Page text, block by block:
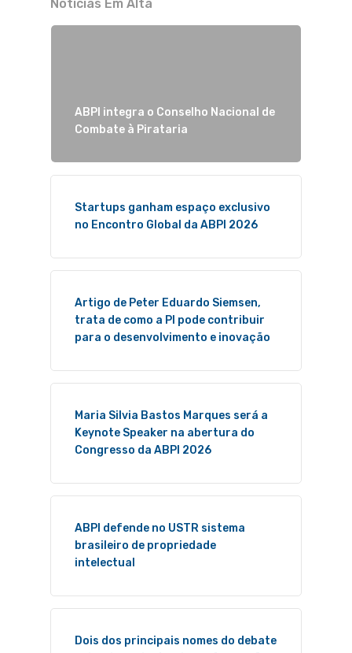
Notícias Em Alta
ABPI integra o Conselho Nacional de
Combate à Pirataria
Startups ganham espaço exclusivo
no Encontro Global da ABPI 2026
Artigo de Peter Eduardo Siemsen,
trata de como a PI pode contribuir
para o desenvolvimento e inovação
Maria Silvia Bastos Marques será a
Keynote Speaker na abertura do
Congresso da ABPI 2026
ABPI defende no USTR sistema
brasileiro de propriedade
intelectual
Dois dos principais nomes do debate